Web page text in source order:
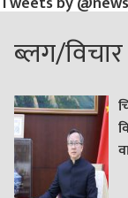
ब्लग/विचार